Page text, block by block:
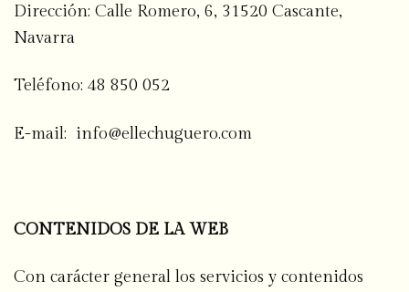
Dirección: Calle Romero, 6, 31520 Cascante,
Navarra
Teléfono: 48 850 052
E-mail: info@ellechuguero.com
CONTENIDOS DE LA WEB
Con carácter general los servicios y contenidos